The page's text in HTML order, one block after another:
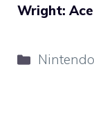
Wright:
Categorie